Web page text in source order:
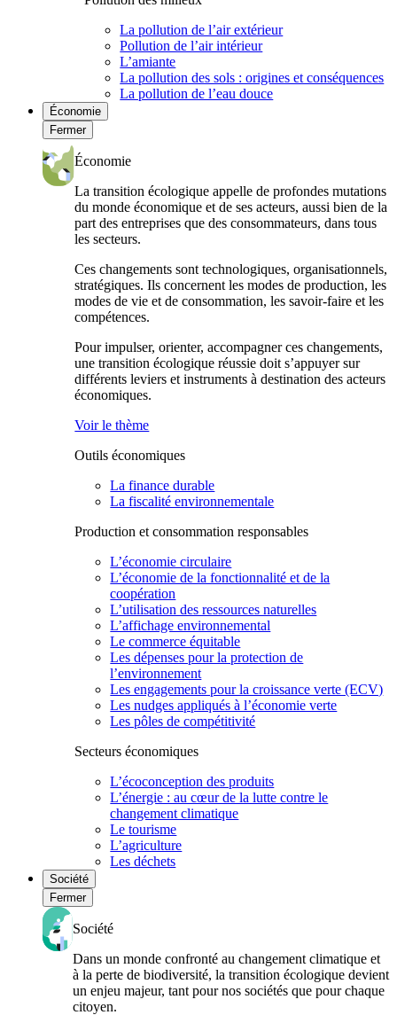
La pollution de l’air extérieur
Pollution de l’air intérieur
L’amiante
La pollution des sols : origines et conséquences
La pollution de l’eau douce
Économie
Fermer
Économie
La transition écologique appelle de profondes mutations
du monde économique et de ses acteurs, aussi bien de la
part des entreprises que des consommateurs, dans tous
les secteurs.
Ces changements sont technologiques, organisationnels,
stratégiques. Ils concernent les modes de production, les
modes de vie et de consommation, les savoir-faire et les
compétences.
Pour impulser, orienter, accompagner ces changements,
une transition écologique réussie doit s’appuyer sur
différents leviers et instruments à destination des acteurs
économiques.
Voir le thème
Outils économiques
La finance durable
La fiscalité environnementale
Production et consommation responsables
L’économie circulaire
L’économie de la fonctionnalité et de la
coopération
L’utilisation des ressources naturelles
L’affichage environnemental
Le commerce équitable
Les dépenses pour la protection de
l’environnement
Les engagements pour la croissance verte (ECV)
Les nudges appliqués à l’économie verte
Les pôles de compétitivité
Secteurs économiques
L’écoconception des produits
L’énergie : au cœur de la lutte contre le
changement climatique
Le tourisme
L’agriculture
Les déchets
Société
Fermer
Société
Dans un monde confronté au changement climatique et
à la perte de biodiversité, la transition écologique devient
un enjeu majeur, tant pour nos sociétés que pour chaque
citoyen.